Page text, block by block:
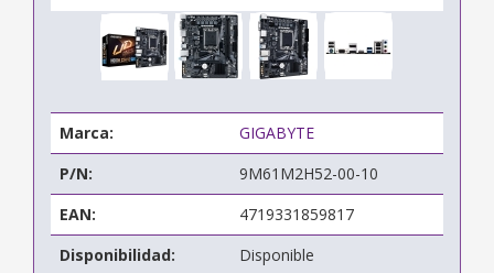
Marca:
GIGABYTE
P/N:
9M61M2H52-00-10
EAN:
4719331859817
Disponibilidad:
Disponible